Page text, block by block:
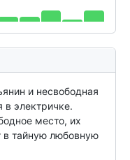
и несвободная
в электричке.
место, их
в тайную любовную